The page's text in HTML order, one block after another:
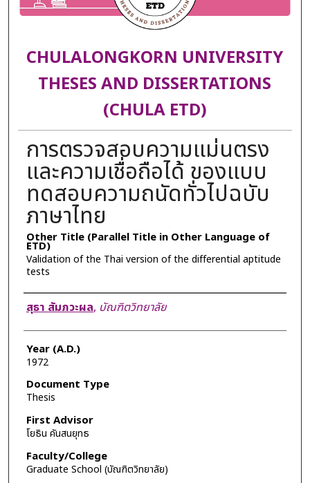
CHULALONGKORN UNIVERSITY
THESES AND DISSERTATIONS
(CHULA ETD)
การตรวจสอบความแม่นตรง
และความเชื่อถือได้ ของแบบ
ทดสอบความถนัดทั่วไปฉบับ
ภาษาไทย
Other Title (Parallel Title in Other Language of
ETD)
Validation of the Thai version of the differential aptitude
tests
Author
สุธา สัมภวะผล, บัณฑิตวิทยาลัย
Year (A.D.)
1972
Document Type
Thesis
First Advisor
โยธิน คันสนยุทธ
Faculty/College
Graduate School (บัณฑิตวิทยาลัย)